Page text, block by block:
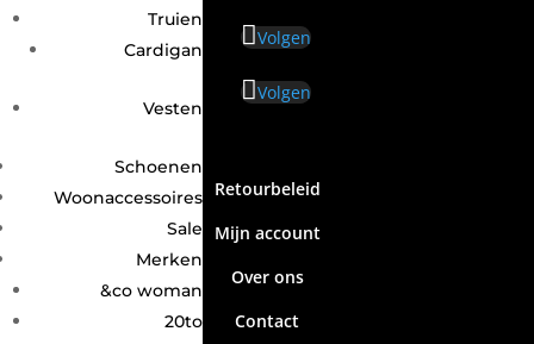
Truien
Cardigan
Vesten
Schoenen
Woonaccessoires
Sale
Merken
&co woman
20to
Volgen
Volgen
Retourbeleid
Mijn account
Over ons
Contact